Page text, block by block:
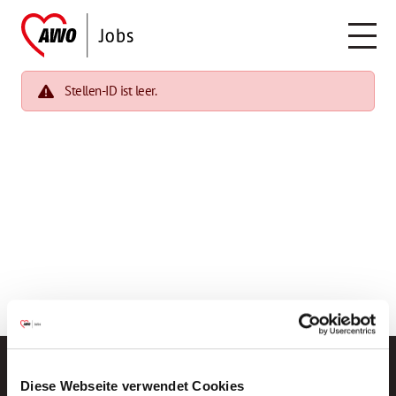
Diese Webseite verwendet Cookies
Stellen-ID ist leer.